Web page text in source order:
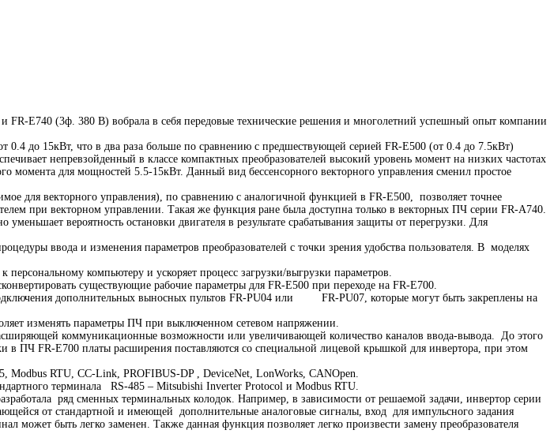
FR-E740 (3ф. 380 В) вобрала в себя передовые технические решения и многолетний успешный опыт компании
до 15кВт, что в два раза больше по сравнению с предшествующей серией FR-E500 (от 0.4 до 7.5кВт)
непревзойденный в классе компактных преобразователей высокий уровень момент на низких частотах
для мощностей 5.5-15кВт. Данный вид бессенсорного векторного управления сменил простое
для векторного управления), по сравнению с аналогичной функцией в FR-E500, позволяет точнее
при векторном управлении. Такая же функция ране была доступна только в векторных ПЧ серии FR-A740.
вероятность остановки двигателя в результате срабатывания защиты от перегрузки. Для
ввода и изменения параметров преобразователей с точки зрения удобства пользователя. В моделях
компьютеру и ускоряет процесс загрузки/выгрузки параметров.
существующие рабочие параметры для FR-E500 при переходе на FR-E700.
дополнительных выносных пультов FR-PU04 или FR-PU07, которые могут быть закреплены на
изменять параметры ПЧ при выключенном сетевом напряжении.
коммуникационные возможности или увеличивающей количество каналов ввода-вывода. До этого
ПЧ FR-E700 платы расширения поставляются со специальной лицевой крышкой для инвертора, при этом
Modbus RTU, CC-Link, PROFIBUS-DP , DeviceNet, LonWorks, CANOpen.
терминала RS-485 – Mitsubishi Inverter Protocol и Modbus RTU.
ряд сменных терминальных колодок. Например, в зависимости от решаемой задачи, инвертор серии
от стандартной и имеющей дополнительные аналоговые сигналы, вход для импульсного задания
быть легко заменен. Также данная функция позволяет легко произвести замену преобразователя